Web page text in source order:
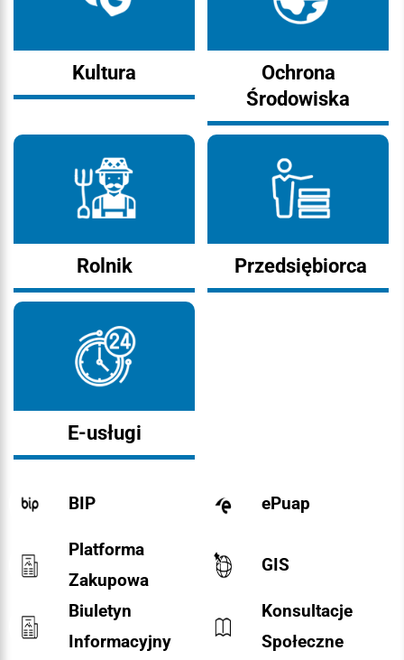
Kultura
Ochrona
Środowiska
Rolnik Przedsiębiorca
E-usługi
BIP ePuap
Platforma
Zakupowa
GIS
Biuletyn
Informacyjny
Konsultacje
Społeczne